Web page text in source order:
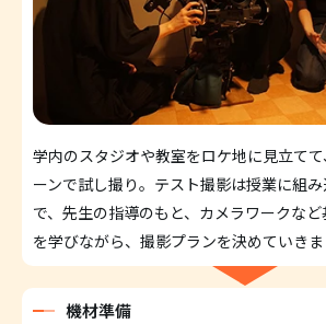
学内のスタジオや教室をロケ地に見立て
ーンで試し撮り。テスト撮影は授業に組
で、先生の指導のもと、カメラワークな
を学びながら、撮影プランを決めていきま
機材準備